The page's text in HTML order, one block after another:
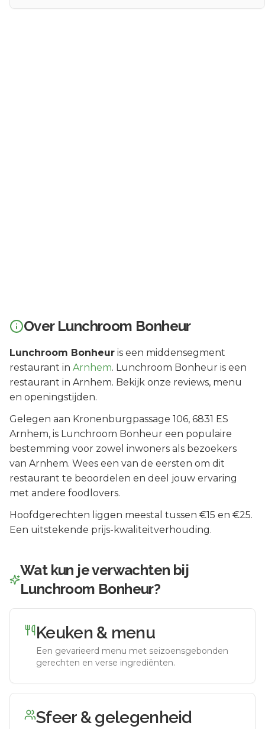
Over Lunchroom Bonheur
Lunchroom Bonheur is een middensegment
restaurant in Arnhem. Lunchroom Bonheur is een
restaurant in Arnhem. Bekijk onze reviews, menu
en openingstijden.
Gelegen aan Kronenburgpassage 106, 6831 ES
Arnhem, is Lunchroom Bonheur een populaire
bestemming voor zowel inwoners als bezoekers
van Arnhem. Wees een van de eersten om dit
restaurant te beoordelen en deel jouw ervaring
met andere foodlovers.
Hoofdgerechten liggen meestal tussen €15 en €25.
Een uitstekende prijs-kwaliteitverhouding.
Wat kun je verwachten bij
Lunchroom Bonheur?
Keuken & menu
Een gevarieerd menu met seizoensgebonden
gerechten en verse ingrediënten.
Sfeer & gelegenheid